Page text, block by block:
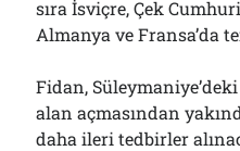
sıra İsviçre, Çek
Almanya ve Fransa’da
Fidan, Süleymaniye’deki
alan açmasından
daha ileri tedbirler